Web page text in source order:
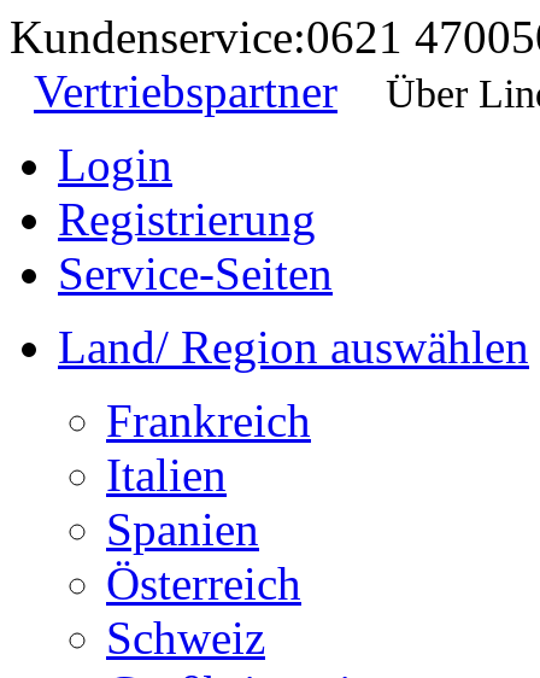
Kundenservice:0621
Vertriebspartner
Über
Login
Registrierung
Service-Seiten
Land/ Region auswählen
Frankreich
Italien
Spanien
Österreich
Schweiz